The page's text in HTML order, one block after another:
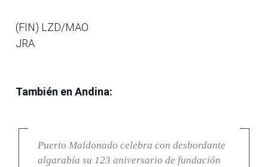
(FIN) LZD/MAO
JRA
También en Andina:
Puerto Maldonado celebra con desbordante
algarabía su 123 aniversario de fundación